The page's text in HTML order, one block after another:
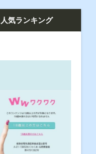
気ランキング